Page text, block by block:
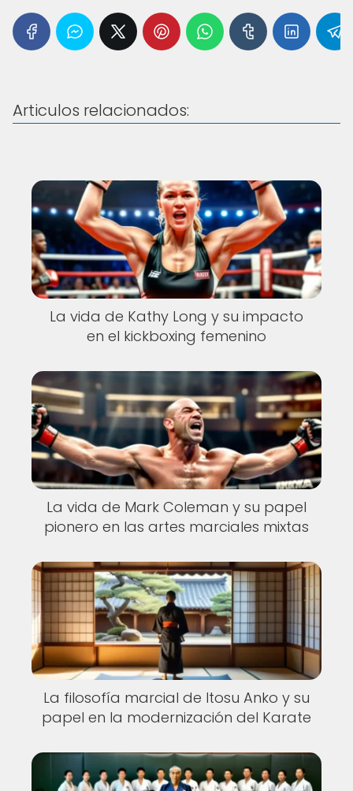
Articulos relacionados:
La vida de Kathy Long y su impacto
en el kickboxing femenino
La vida de Mark Coleman y su papel
pionero en las artes marciales mixtas
La filosofía marcial de Itosu Anko y su
papel en la modernización del Karate